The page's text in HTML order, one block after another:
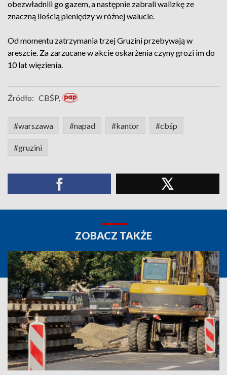
obezwładnili go gazem, a następnie zabrali walizkę ze
znaczną ilością pieniędzy w różnej walucie.
Od momentu zatrzymania trzej Gruzini przebywają w
areszcie. Za zarzucane w akcie oskarżenia czyny grozi im do
10 lat więzienia.
Źródło: CBŚP,
#warszawa #napad #kantor #cbśp
#gruzini
ZOBACZ TAKŻE